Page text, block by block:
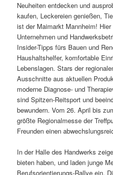
Neuheiten entdecken und
kaufen, Leckereien genießen,
ist der Maimarkt Mannheim!
Unternehmen und
Insider-Tipps fürs Bauen und
Haushaltshelfer, komfortable
Lebenslagen. Stars der
Ausschnitte aus aktuellen
moderne Diagnose- und
sind Spitzen-Reitsport und
bewundern. Vom 26. April bis
größte Regionalmesse der
Freunden einen
In der Halle des Handwerks
bieten haben, und laden junge
Berufsorientierungs-Rallye ein.